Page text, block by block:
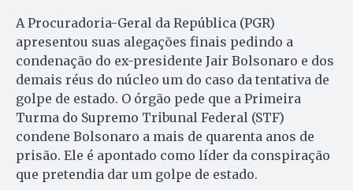
A Procuradoria-Geral da República (PGR)
apresentou suas alegações finais pedindo a
condenação do ex-presidente Jair Bolsonaro e dos
demais réus do núcleo um do caso da tentativa de
golpe de estado. O órgão pede que a Primeira
Turma do Supremo Tribunal Federal (STF)
condene Bolsonaro a mais de quarenta anos de
prisão. Ele é apontado como líder da conspiração
que pretendia dar um golpe de estado.